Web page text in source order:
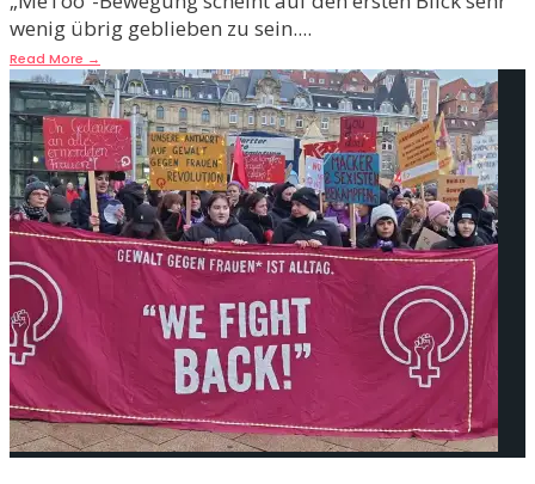
wenig übrig geblieben zu sein....
Read More →